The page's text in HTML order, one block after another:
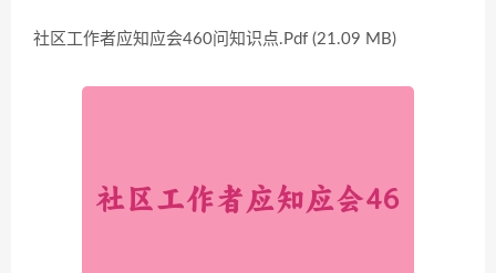
社区工作者应知应会460问知识点.Pdf (21.09 MB)